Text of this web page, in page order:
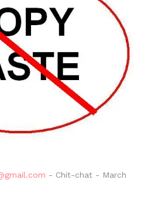
- Chit-chat - March